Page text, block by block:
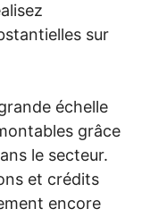
sur
échelle
grâce
le secteur.
et crédits
encore